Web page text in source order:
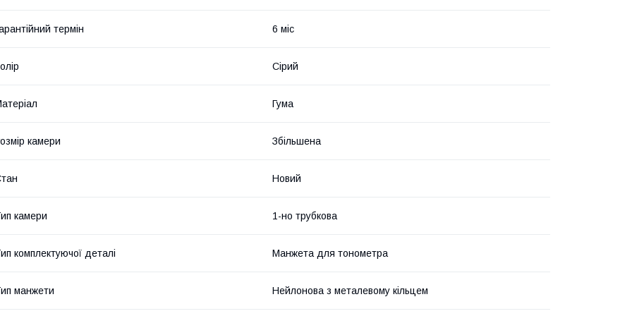
термін 6 міс
Сірий
Гума
камери Збільшена
Новий
камери 1-но трубкова
комплектуючої деталі Манжета для тонометра
манжети Нейлонова з металевому кільцем